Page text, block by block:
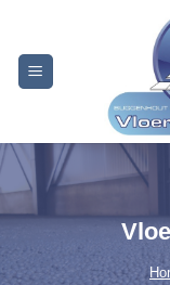
content